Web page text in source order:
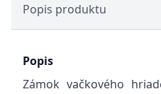
Popis produktu
Popis
Zámok vačkového